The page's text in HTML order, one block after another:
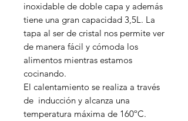
inoxidable de doble capa y además
tiene una gran capacidad 3,5L. La
tapa al ser de cristal nos permite ver
de manera fácil y cómoda los
alimentos mientras estamos
cocinando.
El calentamiento se realiza a través
de inducción y alcanza una
temperatura máxima de 160ºC.